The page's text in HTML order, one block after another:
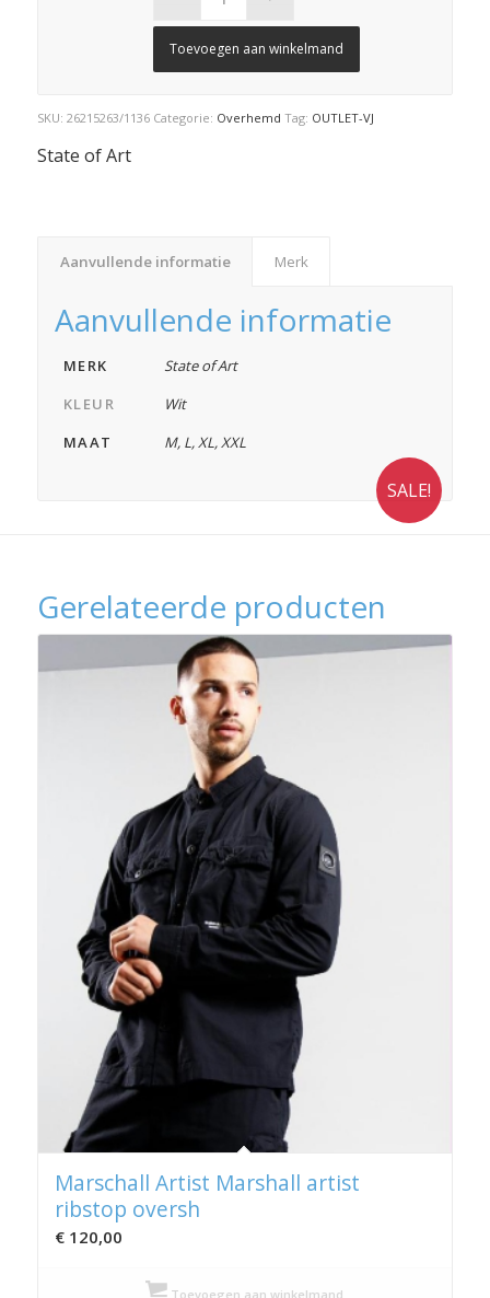
SALE!
Toevoegen aan winkelmand
SKU: 26215263/1136 Categorie: Overhemd Tag: OUTLET-VJ
State of Art
Aanvullende informatie Merk
Aanvullende informatie
MERK
State of Art
KLEUR
Wit
MAAT
M, L, XL, XXL
Gerelateerde producten
Marschall Artist Marshall artist
ribstop oversh
€120,00
Toevoegen aan winkelmand